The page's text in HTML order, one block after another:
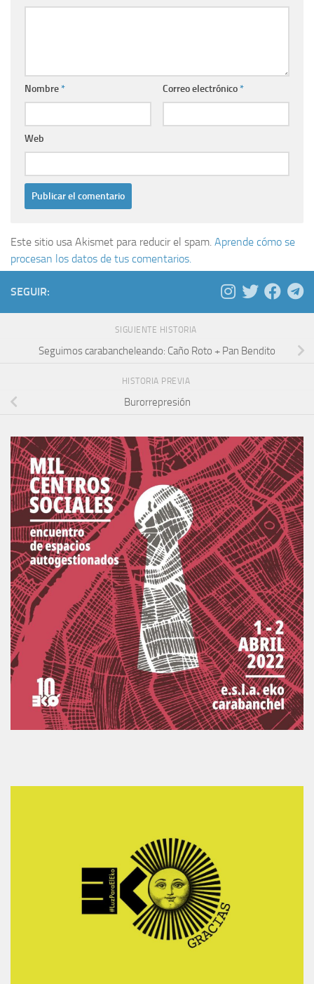
Nombre* Correo electrónico*
Web
Este sitio usa Akismet para reducir el spam. Aprende cómo se
procesan los datos de tus comentarios.
SEGUIR:
SIGUIENTE HISTORIA
Seguimos carabancheleando: Caño Roto + Pan Bendito
HISTORIA PREVIA
Burorrepresión